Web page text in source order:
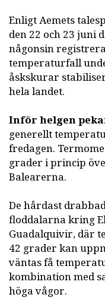
Enligt Aemets
den 22 och 23 juni
någonsin
temperaturfall
åskskurar
hela landet.
Inför helgen
generellt
fredagen.
grader i princip
Balearerna.
De hårdast
floddalarna kring
Guadalquivir, där
42 grader kan
väntas få
kombination med
höga vågor.